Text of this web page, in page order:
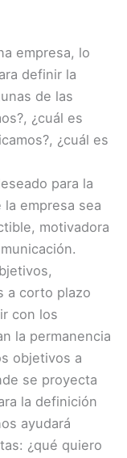
empresa, lo
definir la
de las
¿cuál es
¿cuál es
para la
empresa sea
motivadora
a corto plazo
con los
la permanencia
objetivos a
se proyecta
la definición
ayudará
¿qué quiero